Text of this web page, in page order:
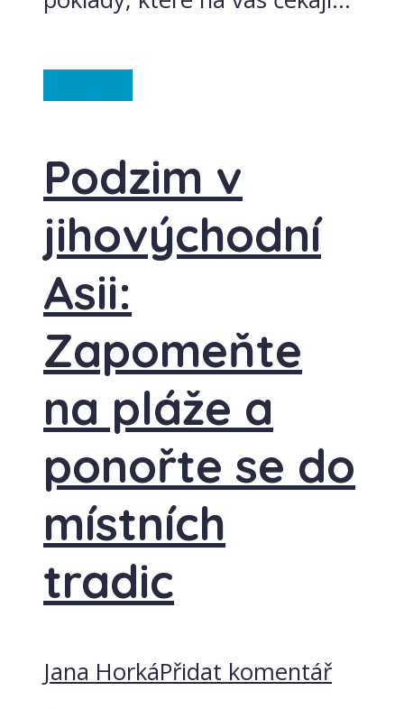
Podzim v
jihovýchodní
Asii:
Zapomeňte
na pláže a
ponořte se do
místních
tradic
Jana HorkáPřidat komentář